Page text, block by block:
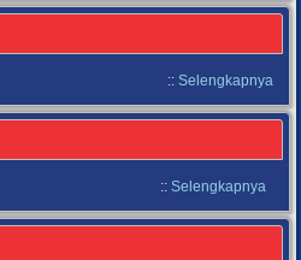
:: Selengkapnya
:: Selengkapnya